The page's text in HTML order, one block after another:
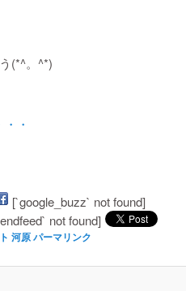
(*^。^*)
・
[`google_buzz` not found]
not found]
河原パーマリンク